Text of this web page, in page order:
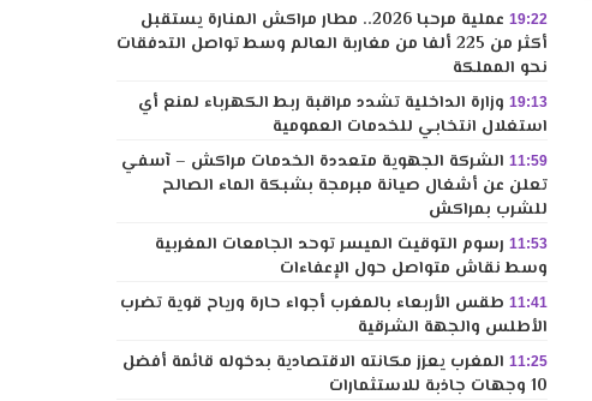
19:22
عملية مرحبا 2026.. مطار مراكش المنارة يستقبل
أكثر من 225 ألفا من مغاربة العالم وسط تواصل التدفقات
نحو المملكة
19:13 وزارة الداخلية تشدد مراقبة ربط الكهرباء لمنع أي
استغلال انتخابي للخدمات العمومية
11:59 الشركة الجهوية متعددة الخدمات مراكش – آسفي
تعلن عن أشغال صيانة مبرمجة بشبكة الماء الصالح
للشرب بمراكش
11:53 رسوم التوقيت الميسر توحد الجامعات المغربية
وسط نقاش متواصل حول الإعفاءات
11:41 طقس الأربعاء بالمغرب أجواء حارة ورياح قوية تضرب
الأطلس والجهة الشرقية
11:25 المغرب يعزز مكانته الاقتصادية بدخوله قائمة أفضل
10 وجهات جاذبة للاستثمارات